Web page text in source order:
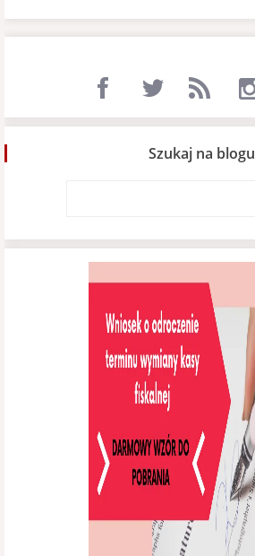
Szukaj na blogu